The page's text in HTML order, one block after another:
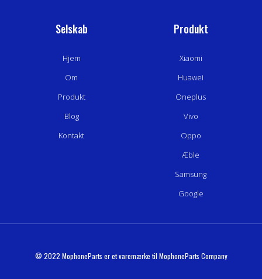
Selskab
Hjem
Om
Produkt
Blog
Kontakt
Produkt
Xiaomi
Huawei
Oneplus
Vivo
Oppo
Æble
Samsung
Google
© 2022 MophoneParts er et varemærke til MophoneParts Company